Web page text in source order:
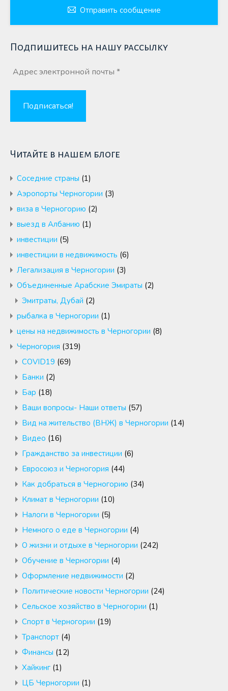
Отправить сообщение
Подпишитесь на нашу рассылку
Читайте в нашем блоге
Cоседние страны (1)
Аэропорты Черногории (3)
виза в Черногорию (2)
выезд в Албанию (1)
инвестиции (5)
инвестиции в недвижимость (6)
Легализация в Черногории (3)
Объединенные Арабские Эмираты (2)
Эмитраты, Дубай (2)
рыбалка в Черногории (1)
цены на недвижимость в Черногории (8)
Черногория (319)
COVID19 (69)
Банки (2)
Бар (18)
Ваши вопросы- Наши ответы (57)
Вид на жительство (ВНЖ) в Черногории (14)
Видео (16)
Гражданство за инвестиции (6)
Евросоюз и Черногория (44)
Как добраться в Черногорию (34)
Климат в Черногории (10)
Налоги в Черногории (5)
Немного о еде в Черногории (4)
О жизни и отдыхе в Черногории (242)
Обучение в Черногории (4)
Оформление недвижимости (2)
Политические новости Черногории (24)
Сельское хозяйство в Черногории (1)
Спорт в Черногории (19)
Транспорт (4)
Финансы (12)
Хайкинг (1)
ЦБ Черногории (1)